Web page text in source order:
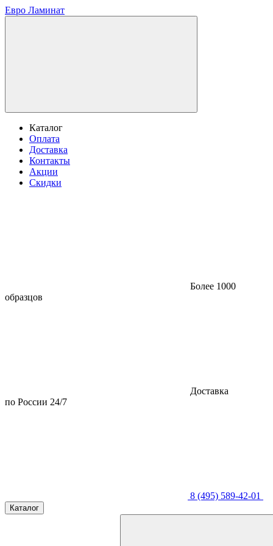
Евро Ламинат
Каталог
Оплата
Доставка
Контакты
Акции
Скидки
Более 1000
образцов
Доставка
по России 24/7
8 (495) 589-42-01
Каталог